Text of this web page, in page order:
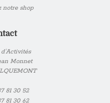
notre shop
Monnet
81 30 52
81 30 62